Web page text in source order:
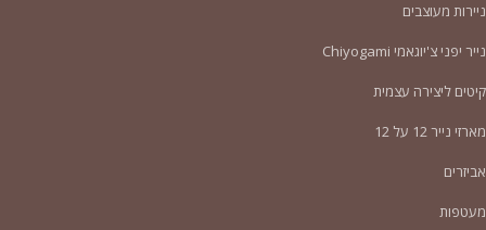
ניירות מעוצבים
נייר יפני צ'יוגאמי Chiyogami
קיטים ליצירה עצמית
מארזי נייר 12 על 12
אביזרים
מעטפות